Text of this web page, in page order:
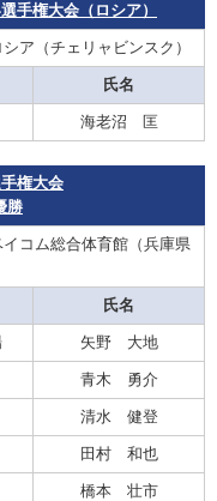
手権大会（ロシア）
ア（チェリャビンスク）
氏名
海老沼 匡
権大会
勝
コム総合体育館（兵庫県
氏名
矢野 大地
青木 勇介
清水 健登
田村 和也
橋本 壮市